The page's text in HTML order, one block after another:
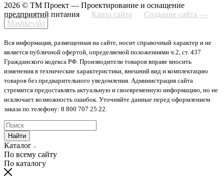
2026 © ТМ Проект — Проектирование и оснащение
предприятий питания
Карта сайта
Создание сайта —
Mashkevski
Вся информация, размещенная на сайте, носит справочный характер и не
является публичной офертой, определяемой положениями ч.2, ст. 437
Гражданского кодекса РФ. Производители товаров вправе вносить
изменения в технические характеристики, внешний вид и комплектацию
товаров без предварительного уведомления. Администрация сайта
стремится предоставлять актуальную и своевременную информацию, но не
исключает возможность ошибок. Уточняйте данные перед оформлением
заказа по телефону: 8 800 707 25 22.
Найти
Каталог
По всему сайту
По каталогу